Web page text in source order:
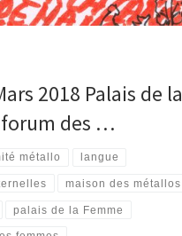
2018 Palais de la
forum des …
métallo langue
maison des métallos
palais de la Femme